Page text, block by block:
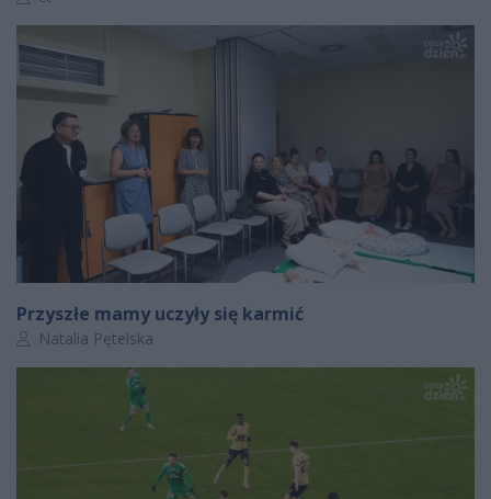
Przyszłe mamy uczyły się karmić
Autor artykułu:
Natalia Pętelska